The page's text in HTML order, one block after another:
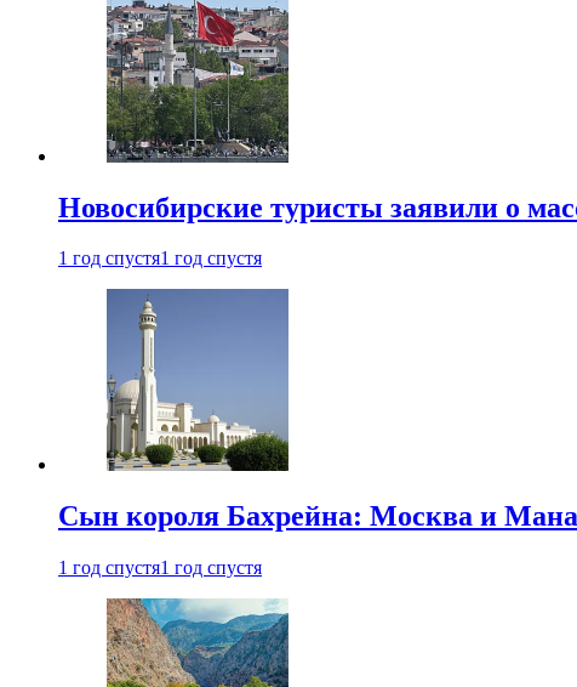
Новосибирские туристы заявили о
1 год спустя1 год спустя
Сын короля Бахрейна: Москва и
1 год спустя1 год спустя